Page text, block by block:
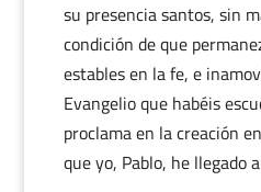
su presencia santos, sin
condición de que
estables en la fe, e
Evangelio que habéis
proclama en la creación
que yo, Pablo, he llegado